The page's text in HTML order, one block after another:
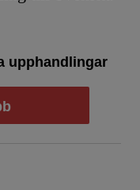
upphandlingar